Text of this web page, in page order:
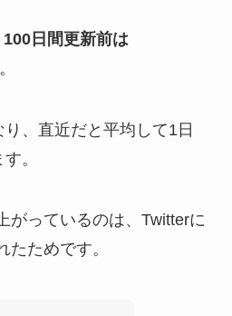
100日間更新前は
、 直近だと平均して1日
。
がっているのは、 Twitterに
たためです。